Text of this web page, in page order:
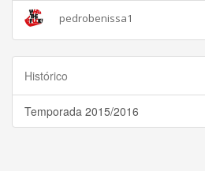
pedrobenissa1
Histórico
Temporada 2015/2016